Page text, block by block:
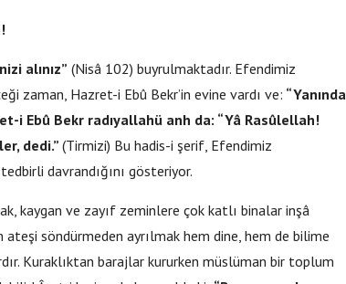
alınız” (Nisâ 102) buyrulmaktadır. Efendimiz
zaman, Hazret-i Ebû Bekr’in evine vardı ve: “Yanında
i Ebû Bekr radıyallahü anh da: “Yâ Rasûlellah!
dedi.” (Tirmizi) Bu hadis-i şerif, Efendimiz
davrandığını gösteriyor.
kaygan ve zayıf zeminlere çok katlı binalar inşâ
söndürmeden ayrılmak hem dine, hem de bilime
Kuraklıktan barajlar kururken müslüman bir toplum